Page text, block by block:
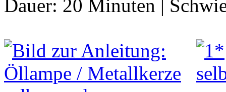
Dauer: 20 Minuten |